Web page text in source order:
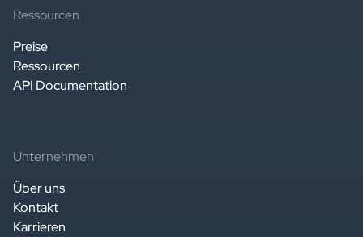
Ressourcen
Preise
Ressourcen
API Documentation
Unternehmen
Über uns
Kontakt
Karrieren